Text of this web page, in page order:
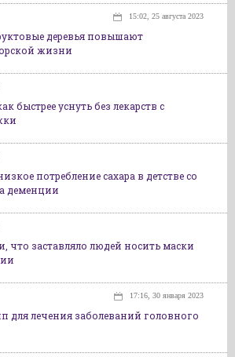
15:02, 25 августа 2023
деревья повышают
жизни
быстрее уснуть без лекарств с
потребление сахара в детстве со
деменции
что заставляло людей носить маски
17:16, 30 января 2023
для лечения заболеваний головного